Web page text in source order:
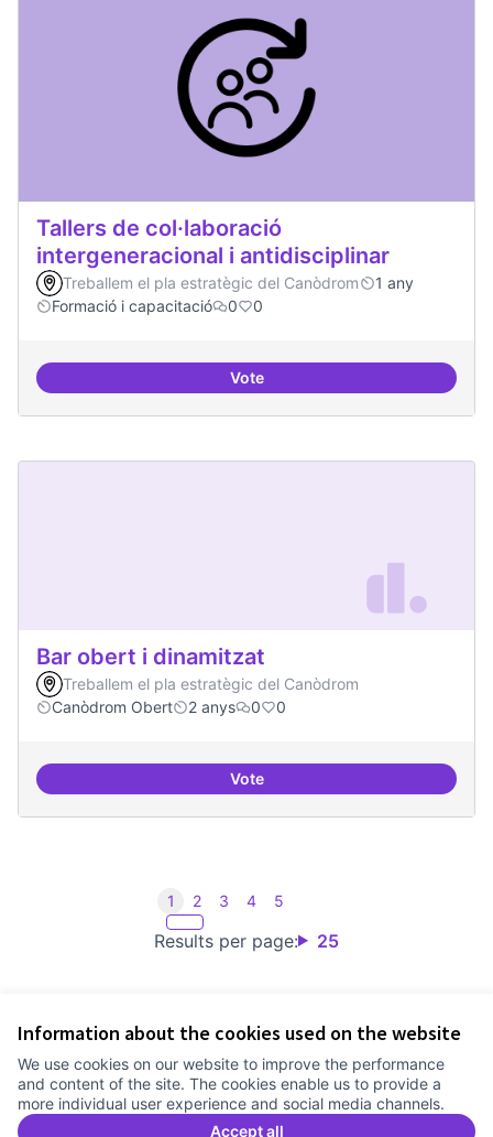
Information about the cookies used on the website
We use cookies on our website to improve the performance
and content of the site. The cookies enable us to provide a
more individual user experience and social media channels.
Accept all
Tallers de col·laboració
intergeneracional i antidisciplinar
Treballem el pla estratègic del Canòdrom
1 any
Formació i capacitació
0 0
VoteTallers de col·laboració
Bar obert i dinamitzat
Treballem el pla estratègic del Canòdrom
Canòdrom Obert
2 anys 0 0
VoteBar obert i dinamitzat
Results per page: 25
1 2 3 4 5
Cookie settings
Comunitat Canòdrom at Facebook
(External link)
Comunitat Canòdrom at Instagram
(External link)
Comunitat Canòdrom at YouTube
(External link)
English
Triar la llenguaElegir el idiomaChoose language